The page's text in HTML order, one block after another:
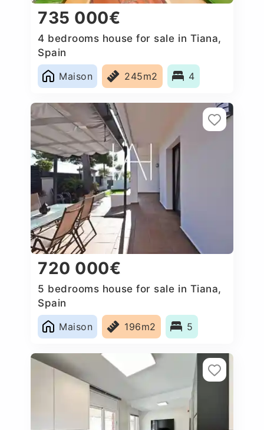
735 000€
4 bedrooms house for sale in Tiana,
Spain
Maison
245m2 4
720 000€
5 bedrooms house for sale in Tiana,
Spain
Maison
196m2 5